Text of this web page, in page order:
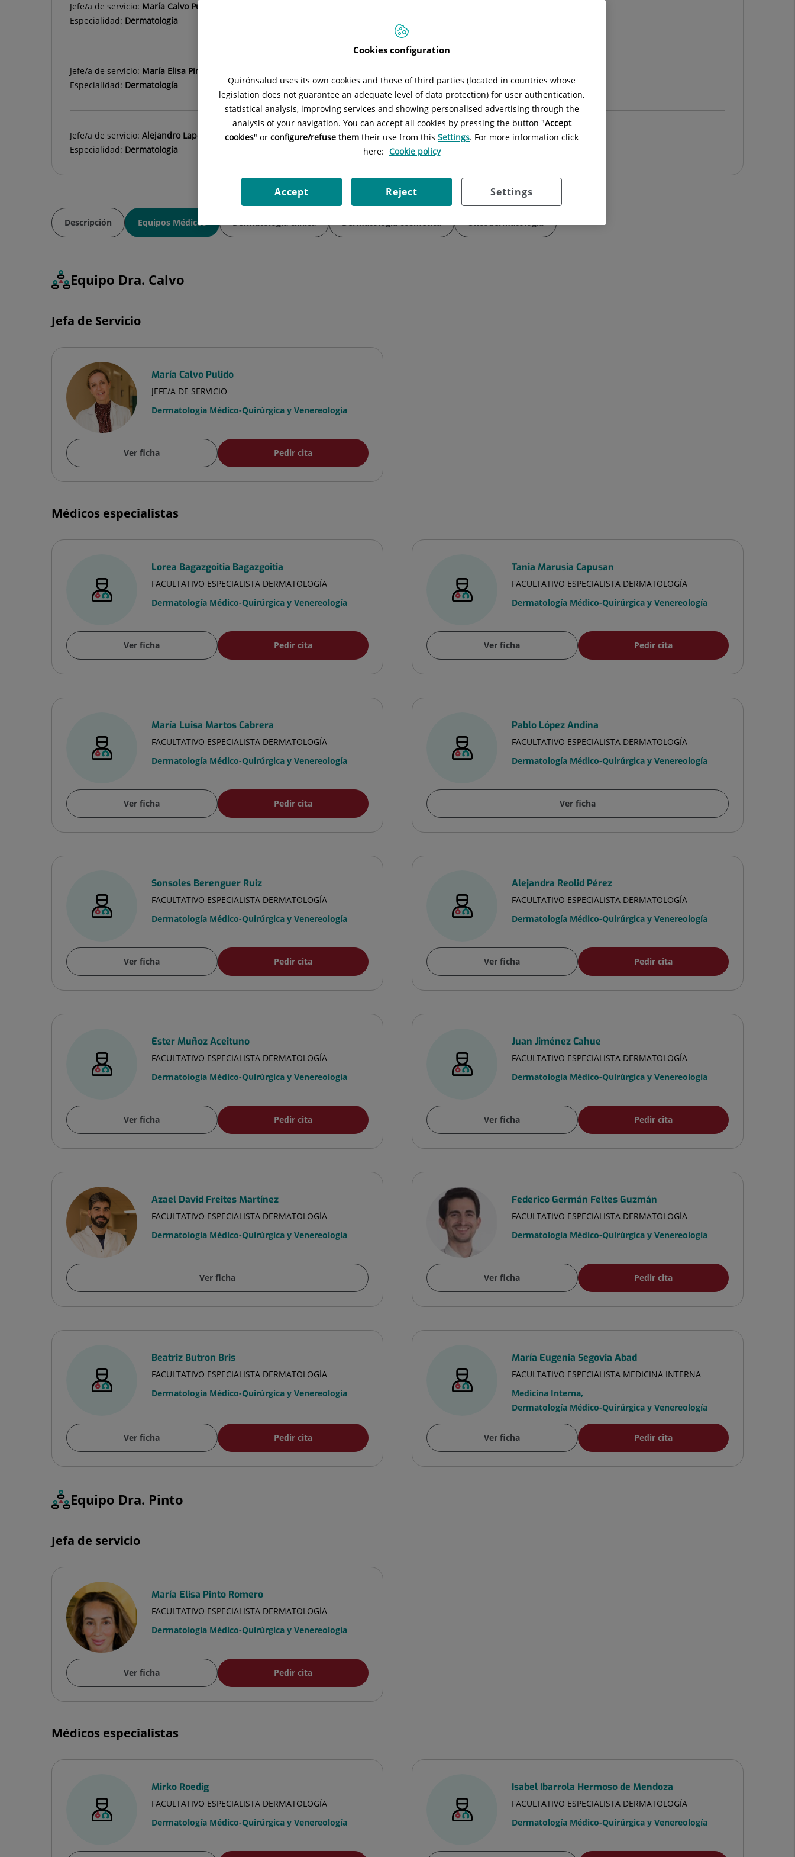
Jefe/a de servicio: María Calvo Pulido
Especialidad: Dermatología
Jefe/a de servicio: María Elisa Pinto Romero
Especialidad: Dermatología
Jefe/a de servicio: Alejandro Lapeña Casado Situación:Ruber Juan Bravo, 39 planta sótano
Especialidad: Dermatología
Descripción Equipos Médicos Dermatología clínica Dermatología cosmética Oncodermatología
Equipo Dra. Calvo
Jefa de Servicio
María Calvo Pulido
JEFE/A DE SERVICIO
Dermatología Médico-Quirúrgica y Venereología
Ver ficha Pedir cita
Médicos especialistas
Lorea Bagazgoitia Bagazgoitia
FACULTATIVO ESPECIALISTA DERMATOLOGÍA
Dermatología Médico-Quirúrgica y Venereología
Ver ficha Pedir cita
Tania Marusia Capusan
FACULTATIVO ESPECIALISTA DERMATOLOGÍA
Dermatología Médico-Quirúrgica y Venereología
Ver ficha Pedir cita
María Luisa Martos Cabrera
FACULTATIVO ESPECIALISTA DERMATOLOGÍA
Dermatología Médico-Quirúrgica y Venereología
Ver ficha Pedir cita
Pablo López Andina
FACULTATIVO ESPECIALISTA DERMATOLOGÍA
Dermatología Médico-Quirúrgica y Venereología
Ver ficha
Sonsoles Berenguer Ruiz
FACULTATIVO ESPECIALISTA DERMATOLOGÍA
Dermatología Médico-Quirúrgica y Venereología
Ver ficha Pedir cita
Alejandra Reolid Pérez
FACULTATIVO ESPECIALISTA DERMATOLOGÍA
Dermatología Médico-Quirúrgica y Venereología
Ver ficha Pedir cita
Ester Muñoz Aceituno
FACULTATIVO ESPECIALISTA DERMATOLOGÍA
Dermatología Médico-Quirúrgica y Venereología
Ver ficha Pedir cita
Juan Jiménez Cahue
FACULTATIVO ESPECIALISTA DERMATOLOGÍA
Dermatología Médico-Quirúrgica y Venereología
Ver ficha Pedir cita
Azael David Freites Martínez
FACULTATIVO ESPECIALISTA DERMATOLOGÍA
Dermatología Médico-Quirúrgica y Venereología
Ver ficha
Federico Germán Feltes Guzmán
FACULTATIVO ESPECIALISTA DERMATOLOGÍA
Dermatología Médico-Quirúrgica y Venereología
Ver ficha Pedir cita
Beatriz Butron Bris
FACULTATIVO ESPECIALISTA DERMATOLOGÍA
Dermatología Médico-Quirúrgica y Venereología
Ver ficha Pedir cita
María Eugenia Segovia Abad
FACULTATIVO ESPECIALISTA MEDICINA INTERNA
Medicina Interna,
Dermatología Médico-Quirúrgica y Venereología
Ver ficha Pedir cita
Equipo Dra. Pinto
Jefa de servicio
María Elisa Pinto Romero
FACULTATIVO ESPECIALISTA DERMATOLOGÍA
Dermatología Médico-Quirúrgica y Venereología
Ver ficha Pedir cita
Médicos especialistas
Mirko Roedig
FACULTATIVO ESPECIALISTA DERMATOLOGÍA
Dermatología Médico-Quirúrgica y Venereología
Isabel Ibarrola Hermoso de Mendoza
FACULTATIVO ESPECIALISTA DERMATOLOGÍA
Dermatología Médico-Quirúrgica y Venereología
Cookies configuration
Quirónsalud uses its own cookies and those of third parties (located in countries whose
legislation does not guarantee an adequate level of data protection) for user authentication,
statistical analysis, improving services and showing personalised advertising through the
analysis of your navigation. You can accept all cookies by pressing the button "Accept
cookies" or configure/refuse them their use from this Settings. For more information click
here: Cookie policy
Settings
Reject
Accept